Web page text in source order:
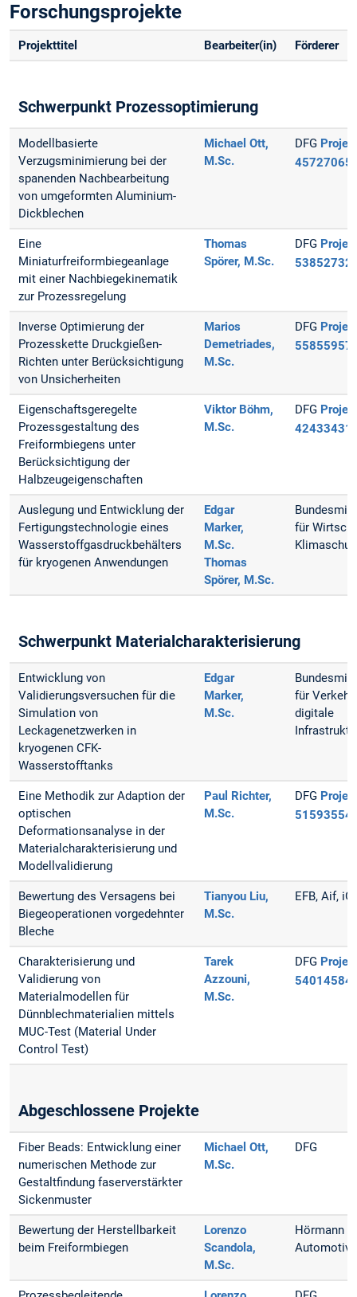
Forschungsprojekte
Projekttitel Bearbeiter(in) Förderer
Schwerpunkt Prozessoptimierung
Modellbasierte
Verzugsminimierung bei der
spanenden Nachbearbeitung
von umgeformten Aluminium-
Dickblechen
Michael Ott,
M.Sc.
DFG
Eine
Miniaturfreiformbiegeanlage
mit einer Nachbiegekinematik
zur Prozessregelung
Thomas
Spörer, M.Sc.
DFG
Inverse Optimierung der
Prozesskette Druckgießen-
Richten unter Berücksichtigung
von Unsicherheiten
Marios
Demetriades,
M.Sc.
DFG
Eigenschaftsgeregelte
Prozessgestaltung des
Freiformbiegens unter
Berücksichtigung der
Halbzeugeigenschaften
Viktor Böhm,
M.Sc.
DFG
Auslegung und Entwicklung der
Fertigungstechnologie eines
Wasserstoffgasdruckbehälters
für kryogenen Anwendungen
Edgar
Marker,
M.Sc.
Thomas
Spörer, M.Sc.
für
Schwerpunkt Materialcharakterisierung
Entwicklung von
Validierungsversuchen für die
Simulation von
Leckagenetzwerken in
kryogenen CFK-
Wasserstofftanks
Edgar
Marker,
M.Sc.
für Verkehr
digitale
Eine Methodik zur Adaption der
optischen
Deformationsanalyse in der
Materialcharakterisierung und
Modellvalidierung
Paul Richter,
M.Sc.
DFG
Bewertung des Versagens bei
Biegeoperationen vorgedehnter
Bleche
Tianyou Liu,
M.Sc.
EFB, Aif,
Charakterisierung und
Validierung von
Materialmodellen für
Dünnblechmaterialien mittels
MUC-Test (Material Under
Control Test)
Tarek
Azzouni,
M.Sc.
DFG
Abgeschlossene Projekte
Fiber Beads: Entwicklung einer
numerischen Methode zur
Gestaltfindung faserverstärkter
Sickenmuster
Michael Ott,
M.Sc.
DFG
Bewertung der Herstellbarkeit
beim Freiformbiegen
Lorenzo
Scandola,
M.Sc.
Hörmann
Automotive